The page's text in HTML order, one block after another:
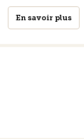
En savoir plus